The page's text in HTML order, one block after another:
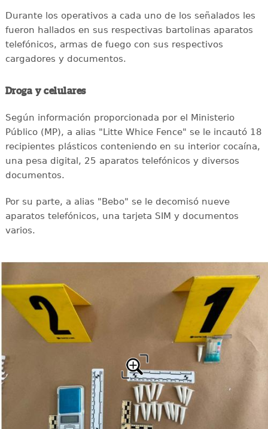
Durante los operativos a cada uno de los señalados les
fueron hallados en sus respectivas bartolinas aparatos
telefónicos, armas de fuego con sus respectivos
cargadores y documentos.
Droga y celulares
Según información proporcionada por el Ministerio
Público (MP), a alias "Litte Whice Fence" se le incautó 18
recipientes plásticos conteniendo en su interior cocaína,
una pesa digital, 25 aparatos telefónicos y diversos
documentos.
Por su parte, a alias "Bebo" se le decomisó nueve
aparatos telefónicos, una tarjeta SIM y documentos
varios.